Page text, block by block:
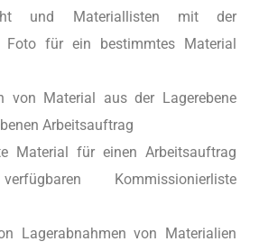
und Materiallisten mit der
Foto für ein bestimmtes Material
von Material aus der Lagerebene
Arbeitsauftrag
Material für einen Arbeitsauftrag
Kommissionierliste
Lagerabnahmen von Materialien